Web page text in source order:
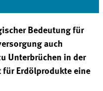
Bedeutung für
auch
Unterbrüchen in der
Erdölprodukte eine